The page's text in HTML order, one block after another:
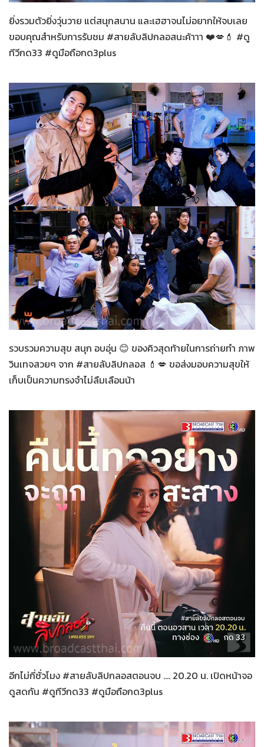
ยิ่งรวมตัวยิ่งวุ่นวาย แต่สนุกสนาน และเฮฮาจนไม่อยากให้จบเลย
ขอบคุณสำหรับการรับชม #สายลับลิปกลอสนะค้าาา ❤️💋💄 #ดู
ทีวีกด33 #ดูมือถือกด3plus
28-11-2565 สายลับลิปกลอส
รวบรวมความสุข สนุก อบอุ่น 😊 ของคิวสุดท้ายในการถ่ายทำ ภาพ
วินเทจสวยๆ จาก #สายลับลิปกลอส 💄💋 ขอส่งมอบความสุขให้
เก็บเป็นความทรงจำไม่ลืมเลือนน้า
27-11-2565 สายลับลิปกลอส
อีกไม่กี่ชั่วโมง #สายลับลิปกลอสตอนจบ .... 20.20 น. เปิดหน้าจอ
ดูสดกัน #ดูทีวีกด33 #ดูมือถือกด3plus